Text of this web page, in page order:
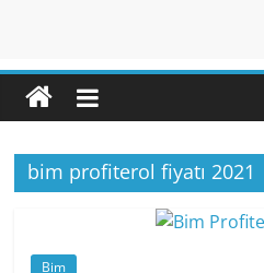
bim profiterol fiyatı 2021
Bim